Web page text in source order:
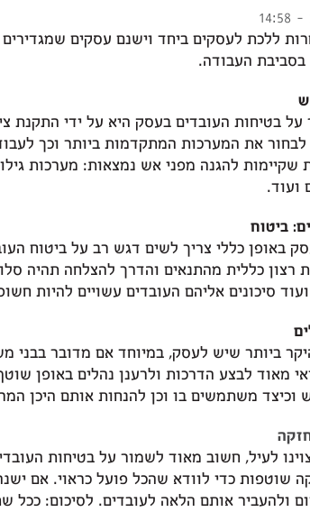
ללכת לעסקים ביחד וישנם עסקים
בסביבת העבודה.
בטיחות העובדים בעסק היא על ידי התקנת
לבחור את המערכות המתקדמות ביותר וכך
שקיימות להגנה מפני אש נמצאות: מערכות
ועוד.
ביטוח
באופן כללי צריך לשים דגש רב על ביטוח
רצון כללית מהתנאים והדרך להצלחה תהיה
סיכונים אליהם העובדים עשויים להיות
ביותר שיש לעסק, במיוחד אם מדובר בבני
מאוד לבצע הדרכות ולרענן נהלים באופן
וכיצד משתמשים בו וכן להנחות אותם היכן
לעיל, חשוב מאוד לשמור על בטיחות
שוטפות כדי לוודא שהכל פועל כראוי. אם
ולהעביר אותם הלאה לעובדים. לסיכום: ככל